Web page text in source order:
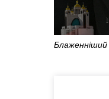
Блаженніший